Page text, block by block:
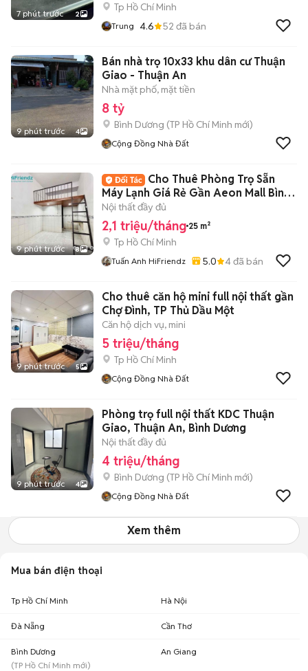
7 phút trước 2
Tp Hồ Chí Minh
Trung 4.6 52 đã bán
9 phút trước 4
Bán nhà trọ 10x33 khu dân cư Thuận
Giao - Thuận An
Nhà mặt phố, mặt tiền
8 tỷ
Bình Dương (TP Hồ Chí Minh mới)
Cộng Đồng Nhà Đất
9 phút trước 8
Cho Thuê Phòng Trọ Sẵn
Máy Lạnh Giá Rẻ Gần Aeon Mall Bình
Tân
Nội thất đầy đủ
2,1 triệu/tháng 25 m²
Tp Hồ Chí Minh
Tuấn Anh HiFriendz 5.0 4đã bán
9 phút trước 5
Cho thuê căn hộ mini full nội thất gần
Chợ Đình, TP Thủ Dầu Một
Căn hộ dịch vụ, mini
5 triệu/tháng
Tp Hồ Chí Minh
Cộng Đồng Nhà Đất
9 phút trước 4
Phòng trọ full nội thất KDC Thuận
Giao, Thuận An, Bình Dương
Nội thất đầy đủ
4 triệu/tháng
Bình Dương (TP Hồ Chí Minh mới)
Cộng Đồng Nhà Đất
Xem thêm
Mua bán điện thoại
Tp Hồ Chí Minh Hà Nội
Đà Nẵng Cần Thơ
Bình Dương
(TP Hồ Chí Minh mới)
An Giang